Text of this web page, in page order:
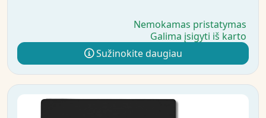
Nemokamas pristatymas
Galima įsigyti iš karto
Sužinokite daugiau